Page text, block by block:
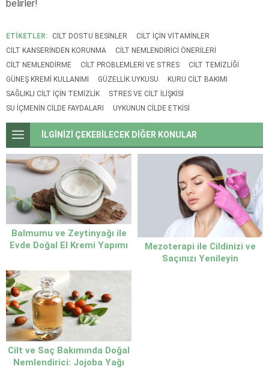
belirler!
ETİKETLER: CILT DOSTU BESINLER
CILT IÇIN VITAMINLER
CILT KANSERINDEN KORUNMA
CILT NEMLENDIRICI ÖNERILERI
CILT NEMLENDIRME
CILT PROBLEMLERI VE STRES
CILT TEMIZLIĞI
GÜNEŞ KREMI KULLANIMI
GÜZELLIK UYKUSU
KURU CILT BAKIMI
SAĞLIKLI CILT IÇIN TEMIZLIK
STRES VE CILT ILIŞKISI
SU IÇMENIN CILDE FAYDALARI
UYKUNUN CILDE ETKISI
İLGİNİZİ ÇEKEBİLECEK DİĞER KONULAR
Balmumu ve Zeytinyağı ile
Evde Doğal El Kremi Yapımı
Mezoterapi ile Cildinizi ve
Saçınızı Yenileyin
Cilt ve Saç Bakımında Doğal
Nemlendirici: Jojoba Yağı